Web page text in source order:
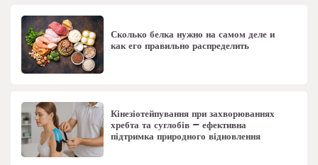
Сколько белка нужно на самом деле и
как его правильно распределить
Кінезіотейпування при захворюваннях
хребта та суглобів – ефективна
підтримка природного відновлення